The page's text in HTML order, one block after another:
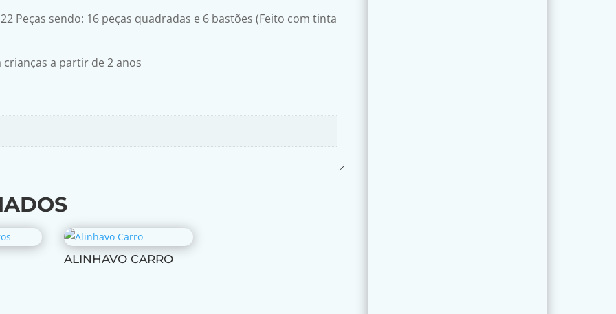
Peças sendo: 16 peças quadradas e 6 bastões (Feito com tinta
a partir de 2 anos
ALINHAVO CARRO